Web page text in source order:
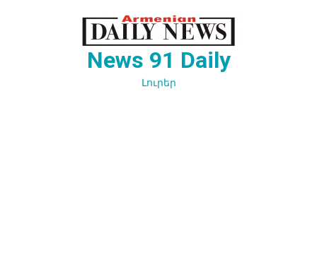
News 91 Daily
Լուրեր